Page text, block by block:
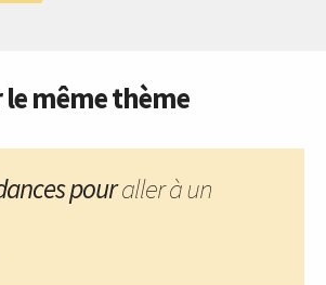
le même thème
pouraller à un